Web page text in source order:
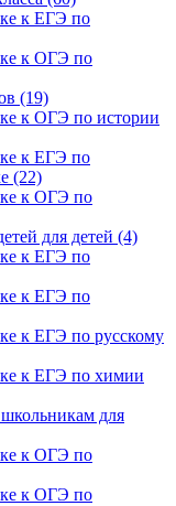
к ЕГЭ по
к ОГЭ по
(19)
к ОГЭ по истории
к ЕГЭ по
(22)
к ОГЭ по
для детей (4)
к ЕГЭ по
к ЕГЭ по
к ЕГЭ по русскому
к ЕГЭ по химии
для
к ОГЭ по
к ОГЭ по